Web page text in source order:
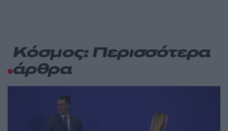
Κόσμος: Περισσότερα
άρθρα